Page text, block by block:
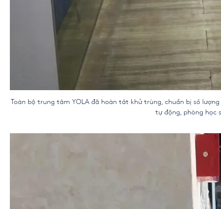
Toàn bộ trung tâm YOLA đã hoàn tất khử trùng, chuẩn bị số
tự động, phòng học